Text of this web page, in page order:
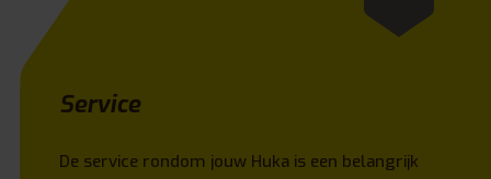
Service
De service rondom jouw Huka is een belangrijk